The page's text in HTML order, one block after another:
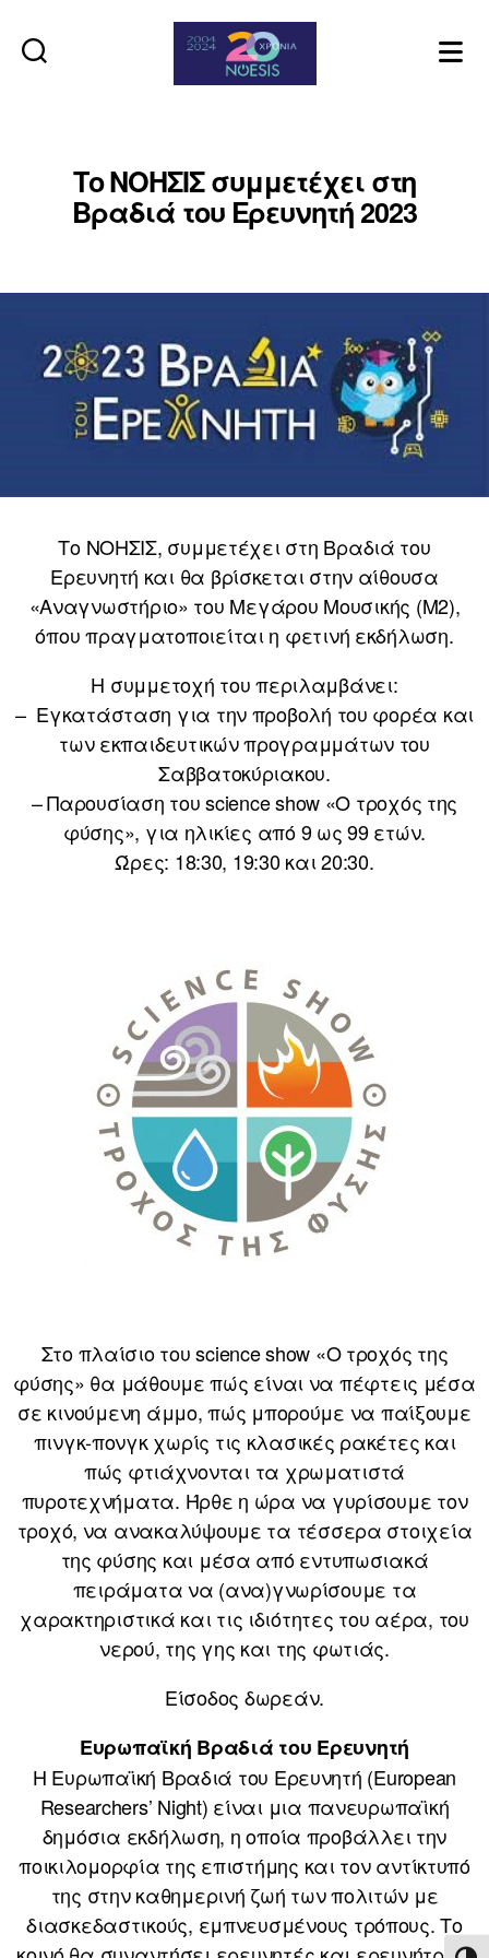
Το ΝΟΗΣΙΣ συμμετέχει στη
Βραδιά του Ερευνητή 2023
Το ΝΟΗΣΙΣ, συμμετέχει στη Βραδιά του
Ερευνητή και θα βρίσκεται στην αίθουσα
«Αναγνωστήριο» του Μεγάρου Μουσικής (Μ2),
όπου πραγματοποιείται η φετινή εκδήλωση.
Η συμμετοχή του περιλαμβάνει:
– Εγκατάσταση για την προβολή του φορέα και
των εκπαιδευτικών προγραμμάτων του
Σαββατοκύριακου.
– Παρουσίαση του science show «Ο τροχός της
φύσης», για ηλικίες από 9 ως 99 ετών.
Ώρες: 18:30, 19:30 και 20:30.
Στο πλαίσιο του science show «Ο τροχός της
φύσης» θα μάθουμε πώς είναι να πέφτεις μέσα
σε κινούμενη άμμο, πώς μπορούμε να παίξουμε
πινγκ-πονγκ χωρίς τις κλασικές ρακέτες και
πώς φτιάχνονται τα χρωματιστά
πυροτεχνήματα. Ήρθε η ώρα να γυρίσουμε τον
τροχό, να ανακαλύψουμε τα τέσσερα στοιχεία
της φύσης και μέσα από εντυπωσιακά
πειράματα να (ανα)γνωρίσουμε τα
χαρακτηριστικά και τις ιδιότητες του αέρα, του
νερού, της γης και της φωτιάς.
Είσοδος δωρεάν.
Ευρωπαϊκή Βραδιά του Ερευνητή
Η Ευρωπαϊκή Βραδιά του Ερευνητή (European
Researchers’ Night) είναι μια πανευρωπαϊκή
δημόσια εκδήλωση, η οποία προβάλλει την
ποικιλομορφία της επιστήμης και τον αντίκτυπό
της στην καθημερινή ζωή των πολιτών με
διασκεδαστικούς, εμπνευσμένους τρόπους. Το